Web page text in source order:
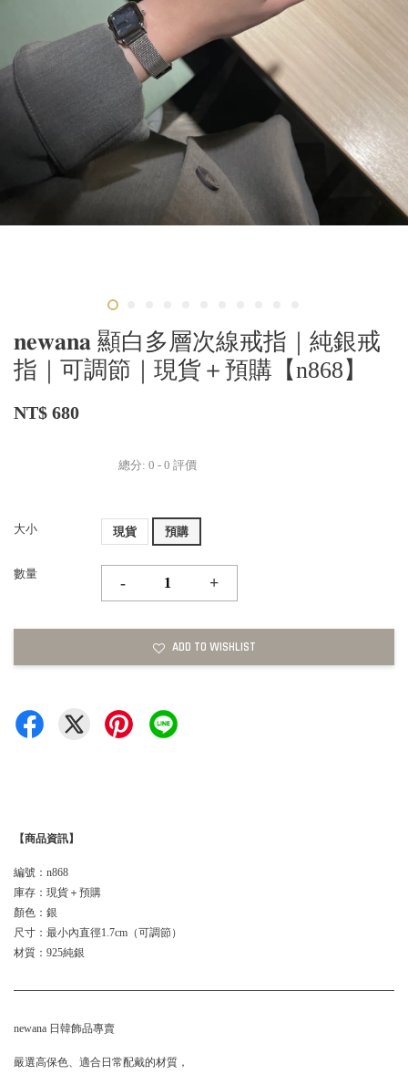
𝐧𝐞𝐰𝐚𝐧𝐚 顯白多層次線戒指｜純銀戒
指｜可調節｜現貨＋預購【n868】
NT$ 680
總分: 0 - 0 評價
大小 現貨 預購
數量
- +
ADD TO WISHLIST
【商品資訊】
編號：n868
庫存：現貨＋預購
顏色：銀
尺寸：最小內直徑1.7cm（可調節）
材質：925純銀
newana 日韓飾品專賣
嚴選高保色、適合日常配戴的材質，